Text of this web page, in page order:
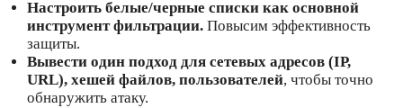
Настроить белые/черные списки как основной
инструмент фильтрации. Повысим эффективность
защиты.
Вывести один подход для сетевых адресов (IP,
URL), хешей файлов, пользователей, чтобы точно
обнаружить атаку.